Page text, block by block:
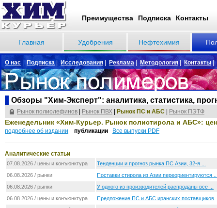
Преимущества Подписка Контакты
Главная Удобрения Нефтехимия
О нас Подписка | Исследования Реклама| Методология|Контакты |
Обзоры "Хим-Эксперт": аналитика, статистика,
Рынок полиолефинов Рынок ПВХ Рынок ПС и АБС Рынок ПЭТФ
Еженедельник «Хим-Курьер. Рынок полистирола и АБС»:
подробнее об издании публикации Все выпуски PDF
Аналитические статьи
07.08.2026 / цены и конъюнктура
Тенденции и прогноз рынка ПС Азии, 32-я ...
06.08.2026 / рынки
Поставки стирола из Азии переориентируются
06.08.2026 / рынки
У одного из производителей распроданы все ...
06.08.2026 / цены и конъюнктура
Предложение ПС и АБС иранских поставщиков